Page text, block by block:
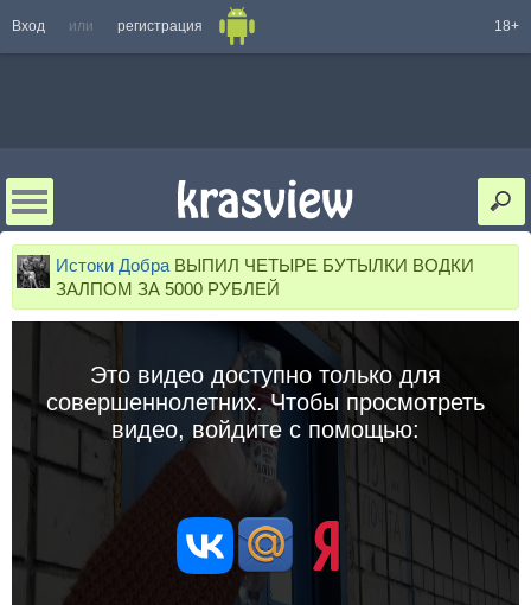
Вход или регистрация 18+
Истоки Добра ВЫПИЛ ЧЕТЫРЕ БУТЫЛКИ ВОДКИ
ЗАЛПОМ ЗА 5000 РУБЛЕЙ
Это видео доступно только для
совершеннолетних. Чтобы просмотреть
видео, войдите с помощью: